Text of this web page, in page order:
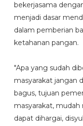
bekerjasama
menjadi dasar
dalam pemberian
ketahanan pangan.
"Apa yang sudah
masyarakat jangan
bagus, tujuan
masyarakat,
dapat dihargai,